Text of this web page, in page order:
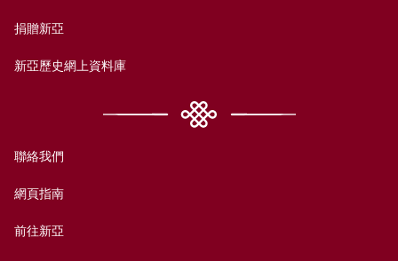
捐贈新亞
新亞歷史網上資料庫
聯絡我們
網頁指南
前往新亞